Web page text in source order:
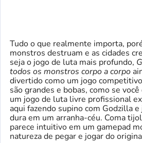
Tudo o que realmente importa,
monstros destruam e as cidades
seja o jogo de luta mais profundo,
todos os monstros corpo a corpo
divertido como um jogo
são grandes e bobas, como se
um jogo de luta livre profissional
aqui fazendo supino com Godzilla
dura em um arranha-céu. Coma
parece intuitivo em um gamepad
natureza de pegar e jogar do